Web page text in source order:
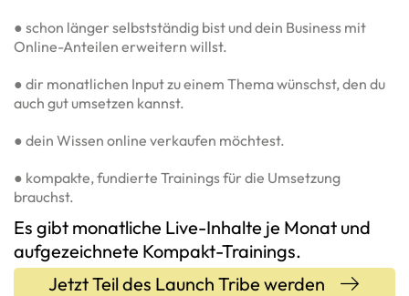
● schon länger selbstständig bist und dein Business mit
Online-Anteilen erweitern willst.
● dir monatlichen Input zu einem Thema wünschst, den du
auch gut umsetzen kannst.
● dein Wissen online verkaufen möchtest.
● kompakte, fundierte Trainings für die Umsetzung
brauchst.
Es gibt monatliche Live-Inhalte je Monat und
aufgezeichnete Kompakt-Trainings.
Jetzt Teil des Launch Tribe werden